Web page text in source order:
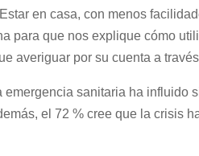
en casa, con menos
para que nos explique cómo
averiguar por su cuenta a
sanitaria ha influido
el 72 % cree que la crisis